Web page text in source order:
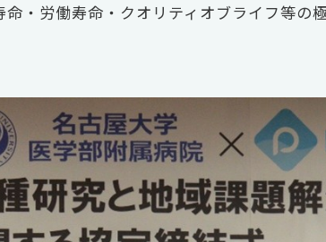
・労働寿命・クオリティオブライフ等の